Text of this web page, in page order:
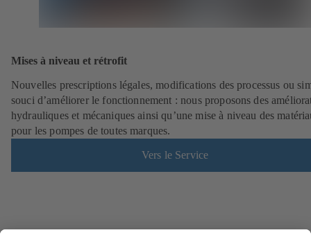
Mises à niveau et rétrofit
Nouvelles prescriptions légales, modifications des processus ou
souci d’améliorer le fonctionnement : nous proposons des
hydrauliques et mécaniques ainsi qu’une mise à niveau des
pour les pompes de toutes marques.
Vers le Service